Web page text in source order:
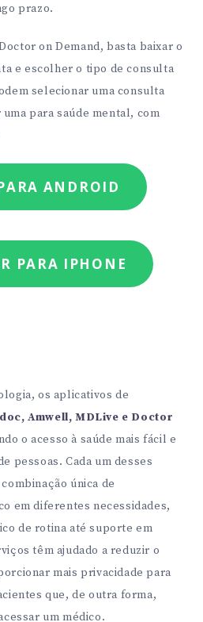
prazo.
on Demand, basta baixar o
e escolher o tipo de consulta
selecionar uma consulta
para saúde mental, com
ANDROID
PARA IPHONE
os aplicativos de
Amwell, MDLive e Doctor
o acesso à saúde mais fácil e
pessoas. Cada um desses
única de
em diferentes necessidades,
de rotina até suporte em
têm ajudado a reduzir o
mais privacidade para
que, de outra forma,
um médico.